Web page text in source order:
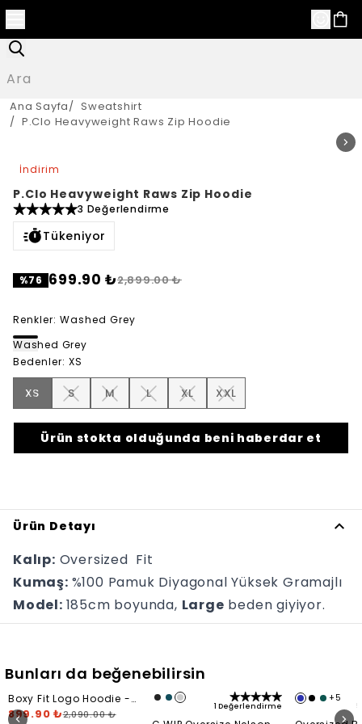
Ana Sayfa/ Sweatshirt
/ P.Clo Heavyweight Raws Zip Hoodie
İndirim
P.Clo Heavyweight Raws Zip Hoodie
3 Değerlendirme
Tükeniyor
%76 699.90 ₺2,899.00 ₺
Renkler: Washed Grey
Washed Grey
Bedenler: XS
XS S M L XL XXL
Ürün stokta olduğunda beni haberdar et
Ürün Detayı
Kalıp: Oversized Fit
Kumaş: %100 Pamuk Diyagonal Yüksek Gramajlı
Model: 185cm boyunda, Large beden giyiyor.
Bunları da beğenebilirsin
Boxy Fit Logo Hoodie -
Siyah
899.90 ₺2,090.00 ₺
1 Değerlendirme
+ 5